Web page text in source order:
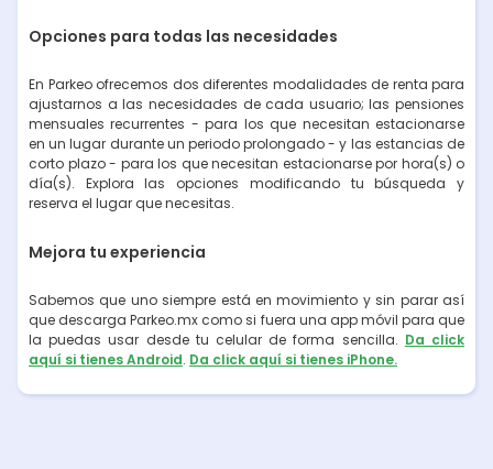
Opciones para todas las necesidades
En Parkeo ofrecemos dos diferentes modalidades de renta para
ajustarnos a las necesidades de cada usuario; las pensiones
mensuales recurrentes - para los que necesitan estacionarse
en un lugar durante un periodo prolongado - y las estancias de
corto plazo - para los que necesitan estacionarse por hora(s) o
día(s). Explora las opciones modificando tu búsqueda y
reserva el lugar que necesitas.
Mejora tu experiencia
Sabemos que uno siempre está en movimiento y sin parar así
que descarga Parkeo.mx como si fuera una app móvil para que
la puedas usar desde tu celular de forma sencilla. Da click
aquí si tienes Android. Da click aquí si tienes iPhone.